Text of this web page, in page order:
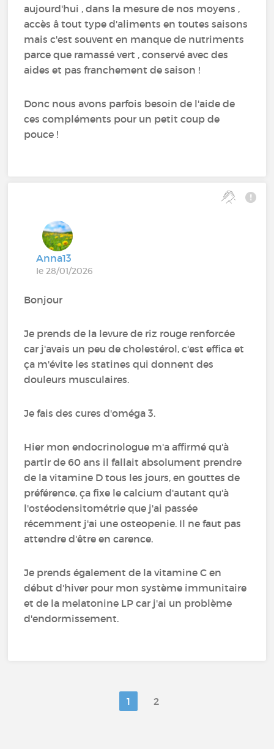
aujourd'hui , dans la mesure de nos moyens ,
accès â tout type d'aliments en toutes saisons
mais c'est souvent en manque de nutriments
parce que ramassé vert , conservé avec des
aides et pas franchement de saison !
Donc nous avons parfois besoin de l'aide de
ces compléments pour un petit coup de
pouce !
Anna13
le 28/01/2026
Bonjour
Je prends de la levure de riz rouge renforcée
car j'avais un peu de cholestérol, c'est effica et
ça m'évite les statines qui donnent des
douleurs musculaires.
Je fais des cures d'oméga 3.
Hier mon endocrinologue m'a affirmé qu'à
partir de 60 ans il fallait absolument prendre
de la vitamine D tous les jours, en gouttes de
préférence, ça fixe le calcium d'autant qu'à
l'ostéodensitométrie que j'ai passée
récemment j'ai une osteopenie. Il ne faut pas
attendre d'être en carence.
Je prends également de la vitamine C en
début d'hiver pour mon système immunitaire
et de la melatonine LP car j'ai un problème
d'endormissement.
1 2